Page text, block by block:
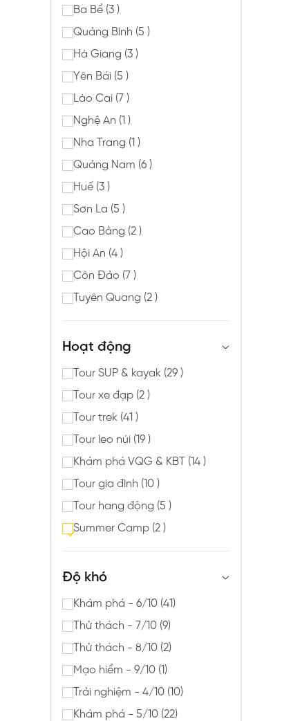
Ba Bể (3 )
Quảng Bình (5 )
Hà Giang (3 )
Yên Bái (5 )
Lào Cai (7 )
Nghệ An (1 )
Nha Trang (1 )
Quảng Nam (6 )
Huế (3 )
Sơn La (5 )
Cao Bằng (2 )
Hội An (4 )
Côn Đảo (7 )
Tuyên Quang (2 )
Hoạt động
Tour SUP & kayak (29 )
Tour xe đạp (2 )
Tour trek (41 )
Tour leo núi (19 )
Khám phá VQG & KBT (14 )
Tour gia đình (10 )
Tour hang động (5 )
Summer Camp (2 )
Độ khó
Khám phá - 6/10 (41)
Thử thách - 7/10 (9)
Thử thách - 8/10 (2)
Mạo hiểm - 9/10 (1)
Trải nghiệm - 4/10 (10)
Khám phá - 5/10 (22)